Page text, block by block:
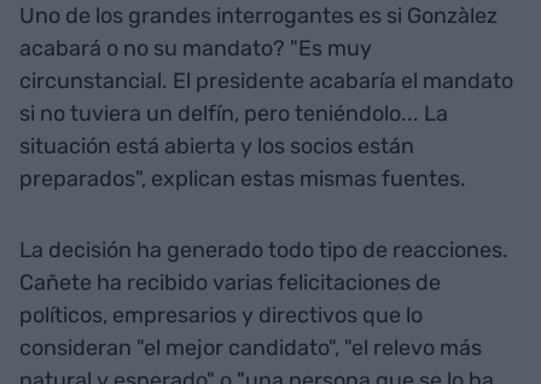
Uno de los grandes interrogantes es si Gonzàlez
acabará o no su mandato? "Es muy
circunstancial. El presidente acabaría el mandato
si no tuviera un delfín, pero teniéndolo... La
situación está abierta y los socios están
preparados", explican estas mismas fuentes.
La decisión ha generado todo tipo de reacciones.
Cañete ha recibido varias felicitaciones de
políticos, empresarios y directivos que lo
consideran "el mejor candidato", "el relevo más